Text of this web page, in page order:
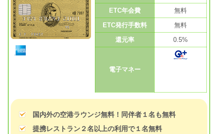
ETC年会費
無料
ETC発行手数料
無料
還元率
0.5%
電子マネー
国内外の空港ラウンジ無料！同伴者１名も無料
提携レストラン２名以上の利用で１名無料